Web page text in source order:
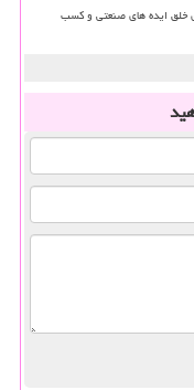
خلق ایده های صنعتی و کسب